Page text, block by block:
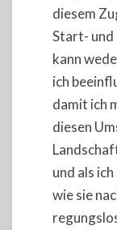
diesem
Start- und
kann
ich
damit ich
diesen
und als
wie sie